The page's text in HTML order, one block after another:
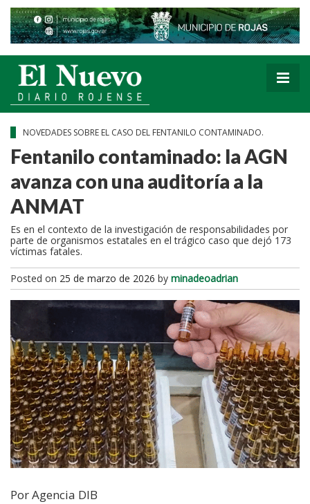
NOVEDADES SOBRE EL CASO DEL FENTANILO CONTAMINADO.
Fentanilo contaminado: la AGN
avanza con una auditoría a la
ANMAT
Es en el contexto de la investigación de responsabilidades por
parte de organismos estatales en el trágico caso que dejó 173
víctimas fatales.
Posted on 25 de marzo de 2026 by minadeoadrian
Por Agencia DIB